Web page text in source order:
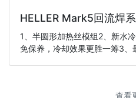
HELLER Mark5回流焊
1、半圆形加热丝模组2、新水
免保养，冷却效果更胜一筹3、
查看